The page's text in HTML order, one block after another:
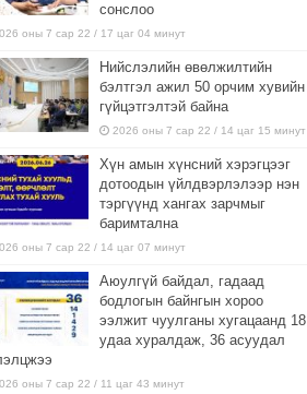
сонслоо
оны 7 сар 22 / 17 цаг 04 минут
Нийслэлийн өвөлжилтийн
бэлтгэл ажил 50 орчим хувийн
гүйцэтгэлтэй байна
2026 оны 7 сар 22 / 14 цаг 15 минут
Хүн амын хүнсний хэрэгцээг
дотоодын үйлдвэрлэлээр нэн
тэргүүнд хангах зарчмыг
баримтална
оны 7 сар 22 / 14 цаг 07 минут
Аюулгүй байдал, гадаад
бодлогын байнгын хороо
ээлжит чуулганы хугацаанд 18
удаа хуралдаж, 36 асуудал
оны 7 сар 22 / 11 цаг 43 минут